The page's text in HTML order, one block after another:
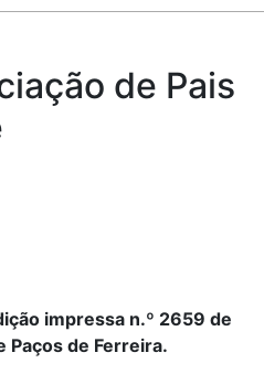
de Pais
impressa n.º 2659 de
Paços de Ferreira.